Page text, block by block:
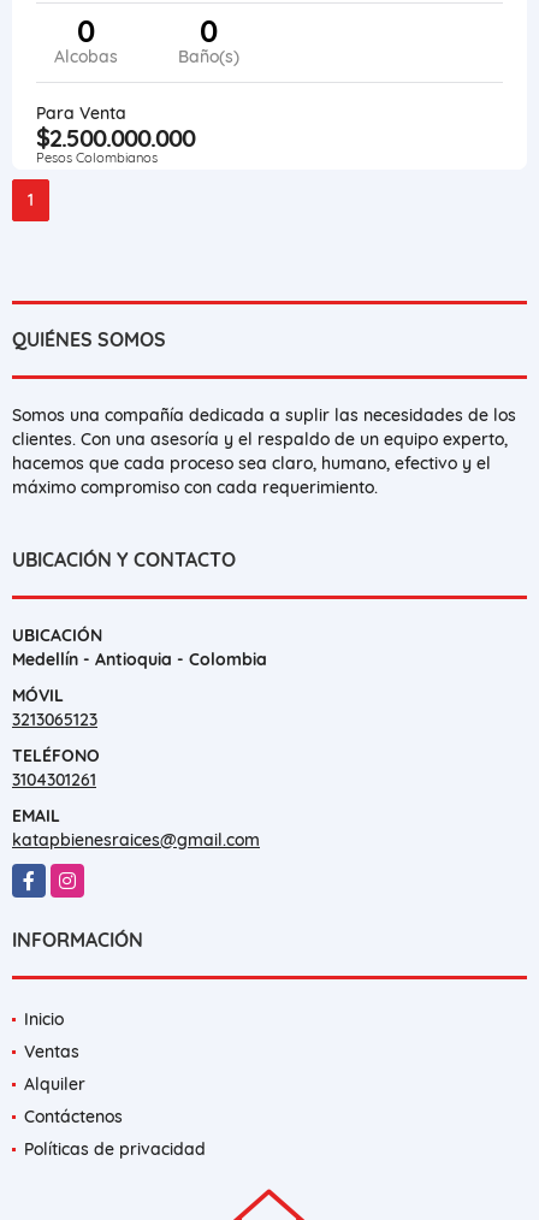
0
Alcobas
0
Baño(s)
Para Venta
$2.500.000.000
Pesos Colombianos
1
QUIÉNES SOMOS
Somos una compañía dedicada a suplir las necesidades de los
clientes. Con una asesoría y el respaldo de un equipo experto,
hacemos que cada proceso sea claro, humano, efectivo y el
máximo compromiso con cada requerimiento.
UBICACIÓN Y CONTACTO
UBICACIÓN
Medellín - Antioquia - Colombia
MÓVIL
3213065123
TELÉFONO
3104301261
EMAIL
katapbienesraices@gmail.com
FacebookInstagram
INFORMACIÓN
Inicio
Ventas
Alquiler
Contáctenos
Políticas de privacidad